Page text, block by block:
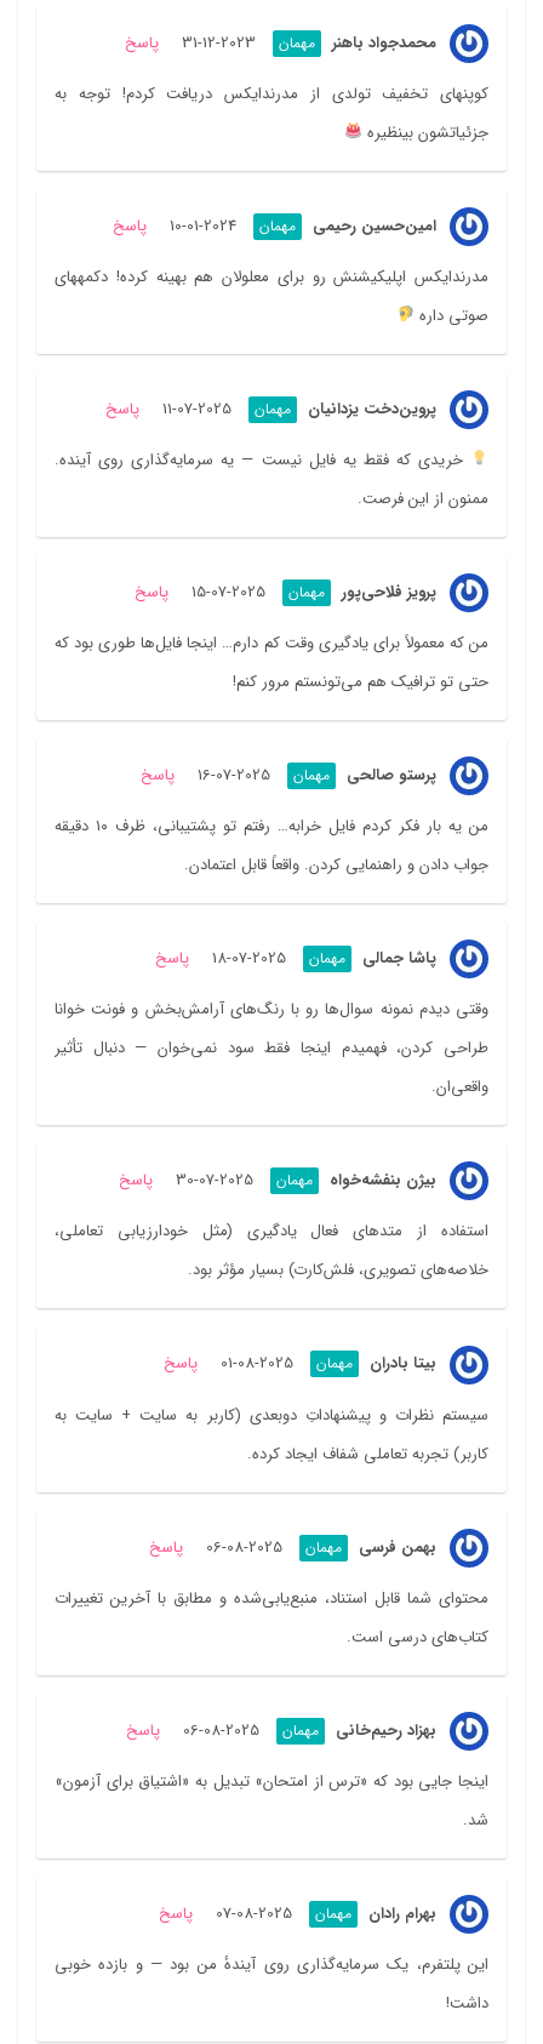
محمدجواد باهنر مهمان 2023-12-31 پاسخ
کوپنهای تخفیف تولدی از مدرندایکس دریافت کردم! توجه به
جزئیاتشون بینظیره
امین‌حسین رحیمی مهمان 2024-01-10 پاسخ
مدرندایکس اپلیکیشنش رو برای معلولان هم بهینه کرده! دکمههای
صوتی داره
پروین‌دخت یزدانیان مهمان 2025-07-11 پاسخ
خریدی که فقط یه فایل نیست — یه سرمایه‌گذاری روی آینده.
ممنون از این فرصت.
پرویز فلاحی‌پور مهمان 2025-07-15 پاسخ
من که معمولاً برای یادگیری وقت کم دارم… اینجا فایل‌ها طوری بود که
حتی تو ترافیک هم می‌تونستم مرور کنم!
پرستو صالحی مهمان 2025-07-16 پاسخ
من یه بار فکر کردم فایل خرابه… رفتم تو پشتیبانی، ظرف ۱۰ دقیقه
جواب دادن و راهنمایی کردن. واقعاً قابل اعتمادن.
پاشا جمالی مهمان 2025-07-18 پاسخ
وقتی دیدم نمونه سوال‌ها رو با رنگ‌های آرامش‌بخش و فونت خوانا
طراحی کردن، فهمیدم اینجا فقط سود نمی‌خوان — دنبال تأثیر
واقعی‌ان.
بیژن بنفشه‌خواه مهمان 2025-07-30 پاسخ
استفاده از متدهای فعال یادگیری (مثل خودارزیابی تعاملی،
خلاصه‌های تصویری، فلش‌کارت) بسیار مؤثر بود.
بیتا بادران مهمان 2025-08-01 پاسخ
سیستم نظرات و پیشنهاداتِ دوبعدی (کاربر به سایت + سایت به
کاربر) تجربه تعاملی شفاف ایجاد کرده.
بهمن فرسی مهمان 2025-08-06 پاسخ
محتوای شما قابل استناد، منبع‌یابی‌شده و مطابق با آخرین تغییرات
کتاب‌های درسی است.
بهزاد رحیم‌خانی مهمان 2025-08-06 پاسخ
اینجا جایی بود که «ترس از امتحان» تبدیل به «اشتیاق برای آزمون»
شد.
بهرام رادان مهمان 2025-08-07 پاسخ
این پلتفرم، یک سرمایه‌گذاری روی آیندهٔ من بود — و بازده خوبی
داشت!